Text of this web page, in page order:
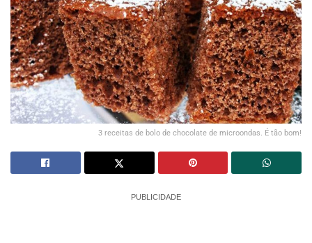
3 receitas de bolo de chocolate de microondas. É tão bom!
PUBLICIDADE